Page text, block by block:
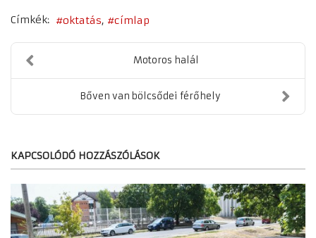
Címkék: oktatás címlap
Motoros halál
Bőven van bölcsődei férőhely
KAPCSOLÓDÓ HOZZÁSZÓLÁSOK